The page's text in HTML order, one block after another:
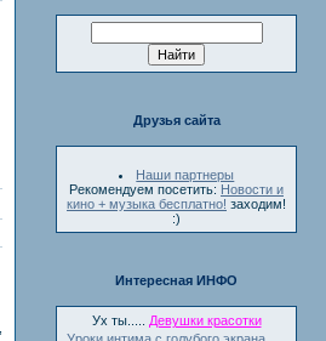
Друзья сайта
Наши партнеры
Рекомендуем посетить: Новости и
кино + музыка бесплатно! заходим!
:)
Интересная ИНФО
Ух ты.....
Девушки красотки